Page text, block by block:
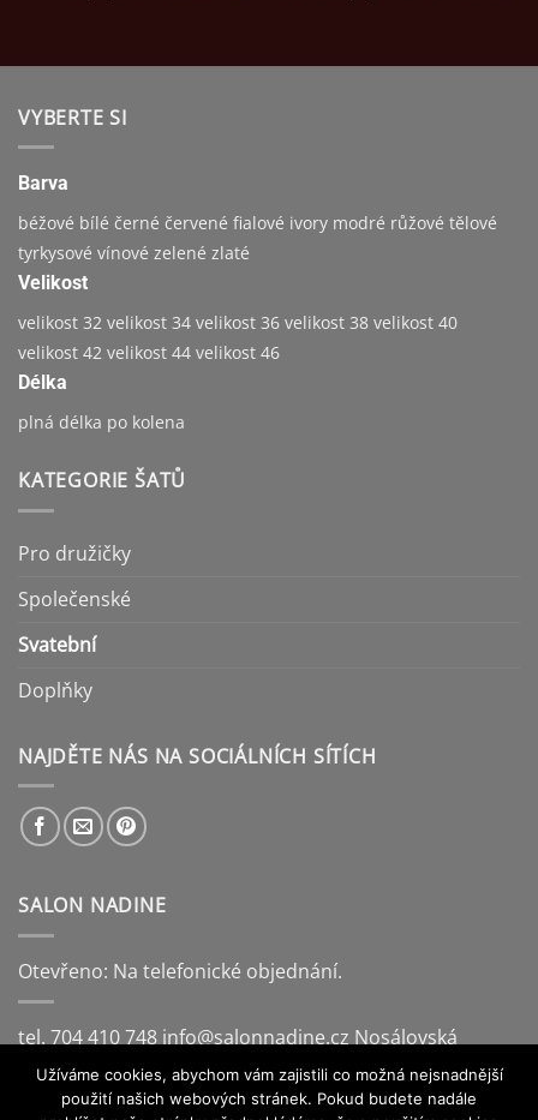
VYBERTE SI
Barva
béžové bílé černé červené fialové ivory modré růžové tělové
tyrkysové vínové zelené zlaté
Velikost
velikost 32 velikost 34 velikost 36 velikost 38 velikost 40
velikost 42 velikost 44 velikost 46
Délka
plná délka po kolena
KATEGORIE ŠATŮ
Pro družičky
Společenské
Svatební
Doplňky
NAJDĚTE NÁS NA SOCIÁLNÍCH SÍTÍCH
SALON NADINE
Otevřeno: Na telefonické objednání.
tel. 704 410 748 info@salonnadine.cz Nosálovská
221/14, Vyškov
Užíváme cookies, abychom vám zajistili co možná nejsnadnější
použití našich webových stránek. Pokud budete nadále